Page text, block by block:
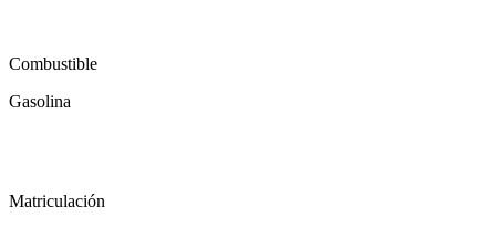
Combustible
Gasolina
Matriculación